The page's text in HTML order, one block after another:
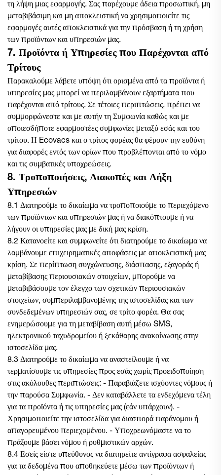
τη λήψη μιας εφαρμογής. Σας παρέχουμε άδεια προσωπική, μη
μεταβιβάσιμη και μη αποκλειστική να χρησιμοποιείτε τις
εφαρμογές αυτές αποκλειστικά για την πρόσβαση ή τη χρήση
των προϊόντων και υπηρεσιών μας.
7. Προϊόντα ή Υπηρεσίες που Παρέχονται από
Τρίτους
Παρακαλούμε λάβετε υπόψη ότι ορισμένα από τα προϊόντα ή
υπηρεσίες μας μπορεί να περιλαμβάνουν εξαρτήματα που
παρέχονται από τρίτους. Σε τέτοιες περιπτώσεις, πρέπει να
συμμορφώνεστε και με αυτήν τη Συμφωνία καθώς και με
οποιεσδήποτε εφαρμοστέες συμφωνίες μεταξύ εσάς και του
τρίτου. Η Ecovacs και ο τρίτος φορέας θα φέρουν την ευθύνη
για διαφορές εντός των ορίων που προβλέπονται από το νόμο
και τις συμβατικές υποχρεώσεις.
8. Τροποποιήσεις, Διακοπές και Λήξη
Υπηρεσιών
8.1 Διατηρούμε το δικαίωμα να τροποποιούμε το περιεχόμενο
των προϊόντων και υπηρεσιών μας ή να διακόπτουμε ή να
λήγουν οι υπηρεσίες μας με δική μας κρίση.
8.2 Κατανοείτε και συμφωνείτε ότι διατηρούμε το δικαίωμα να
λαμβάνουμε επιχειρηματικές αποφάσεις με αποκλειστική μας
κρίση. Σε περίπτωση συγχώνευσης, διάσπασης, εξαγοράς ή
μεταβίβασης περιουσιακών στοιχείων, μπορούμε να
μεταβιβάσουμε τον έλεγχο των σχετικών περιουσιακών
στοιχείων, συμπεριλαμβανομένης της ιστοσελίδας και των
συνδεδεμένων υπηρεσιών σας, σε τρίτο φορέα. Θα σας
ενημερώσουμε για τη μεταβίβαση αυτή μέσω SMS,
ηλεκτρονικού ταχυδρομείου ή ξεκάθαρης ανακοίνωσης στην
ιστοσελίδα μας.
8.3 Διατηρούμε το δικαίωμα να αναστείλουμε ή να
τερματίσουμε τις υπηρεσίες προς εσάς χωρίς προειδοποίηση
στις ακόλουθες περιπτώσεις: - Παραβιάζετε ισχύοντες νόμους ή
την παρούσα Συμφωνία. - Δεν καταβάλλετε τα ενδεχόμενα τέλη
για τα προϊόντα ή τις υπηρεσίες μας (εάν υπάρχουν). -
Χρησιμοποιείτε την ιστοσελίδα για διασπορά παράνομου ή
απαγορευμένου περιεχομένου. - Υποχρεωνόμαστε να το
πράξουμε βάσει νόμου ή ρυθμιστικών αρχών.
8.4 Εσείς είστε υπεύθυνος να διατηρείτε αντίγραφα ασφαλείας
για τα δεδομένα που αποθηκεύετε μέσω των προϊόντων ή